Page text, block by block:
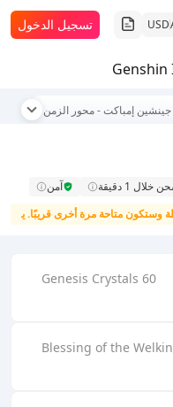
USD تسجيل الدخول
Genshin
جينشين إمباكت - محور الزمن
1 دقيقة
آمن
وستكون متاحة مرة أخرى قريبًا. يرجى
60 Genesis Crystals
Blessing of the